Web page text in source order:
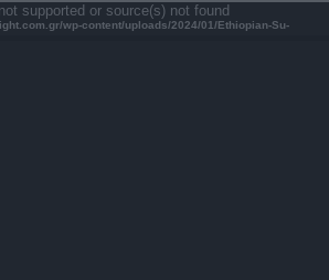
supported or source(s) not found
wp-content/uploads/2024/01/Ethiopian-Su-